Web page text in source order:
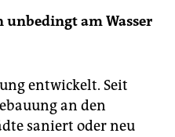
am Wasser
entwickelt. Seit
an den
saniert oder neu